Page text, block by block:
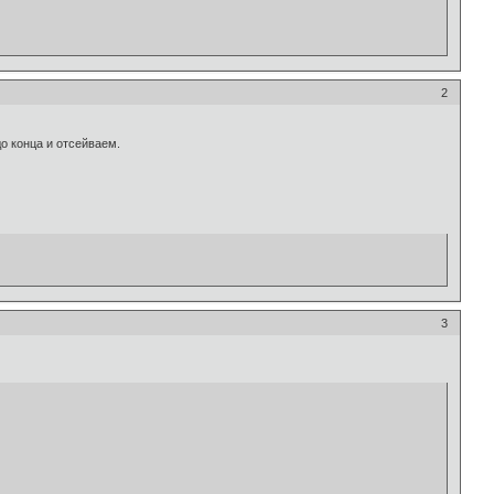
2
конца и отсейваем.
3